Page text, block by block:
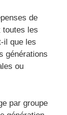
de
toutes les
il que les
générations
ou
par groupe